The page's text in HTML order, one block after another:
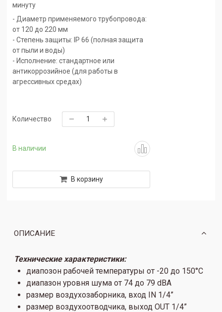
В наличии
минуту
- Диаметр применяемого трубопровода:
от 120 до 220 мм
- Степень защиты: IP 66 (полная защита
от пыли и воды)
- Исполнение: стандартное или
антикоррозийное (для работы в
агрессивных средах)
Количество
В корзину
ОПИСАНИЕ
Технические характеристики:
диапозон рабочей температуры от -20 до 150°C
диапазон уровня шума от 74 до 79 dBA
размер воздухозаборника, вход IN 1/4”
размер воздухоотводчика, выход OUT 1/4”